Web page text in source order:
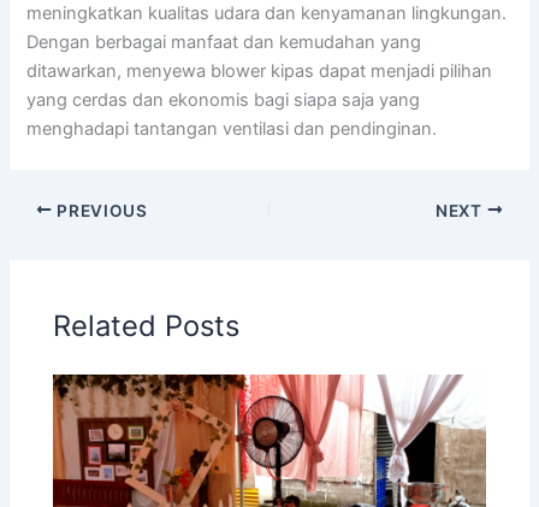
meningkatkan kualitas udara dan kenyamanan lingkungan.
Dengan berbagai manfaat dan kemudahan yang
ditawarkan, menyewa blower kipas dapat menjadi pilihan
yang cerdas dan ekonomis bagi siapa saja yang
menghadapi tantangan ventilasi dan pendinginan.
PREVIOUS NEXT
Related Posts